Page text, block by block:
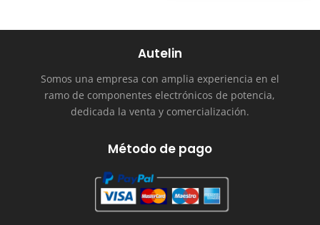
Autelin
Somos una empresa con amplia experiencia en el
ramo de componentes electrónicos de potencia,
dedicada la venta y comercialización.
Método de pago